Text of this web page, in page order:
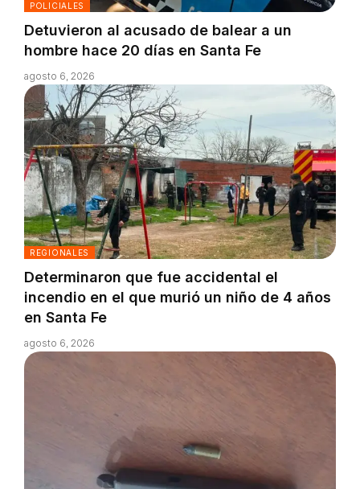
POLICIALES
Detuvieron al acusado de balear a un
hombre hace 20 días en Santa Fe
agosto 6, 2026
REGIONALES
Determinaron que fue accidental el
incendio en el que murió un niño de 4 años
en Santa Fe
agosto 6, 2026